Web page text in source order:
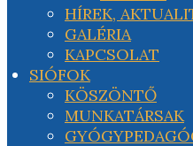
HÍREK,
GALÉRIA
KAPCSOLAT
SIÓFOK
KÖSZÖNTŐ
MUNKATÁRSAK